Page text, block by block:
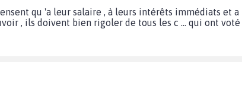
qu 'a leur salaire , à leurs intérêts immédiats et
, ils doivent bien rigoler de tous les c ... qui ont